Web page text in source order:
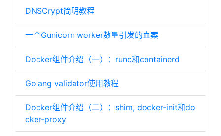
DNSCrypt简明教程
一个Gunicorn worker数量引发的血案
Docker组件介绍（一）：runc和containerd
Golang validator使用教程
Docker组件介绍（二）：shim, docker-init和do
cker-proxy